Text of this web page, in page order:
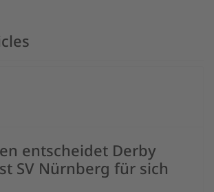
entscheidet Derby
SV Nürnberg für sich